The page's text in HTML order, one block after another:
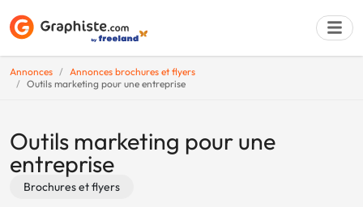
Annonces
Annonces brochures et flyers
Outils marketing pour une entreprise
Outils marketing pour une
entreprise
Brochures et flyers